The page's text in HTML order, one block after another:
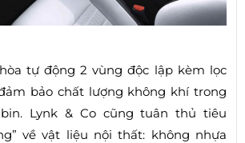
tự động 2 vùng độc lập kèm lọc
bảo chất lượng không khí trong
Lynk & Co cũng tuân thủ tiêu
về vật liệu nội thất: không nhựa